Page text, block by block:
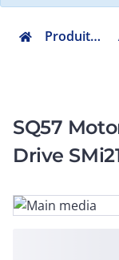
Produits Industriels
SQ57
Drive